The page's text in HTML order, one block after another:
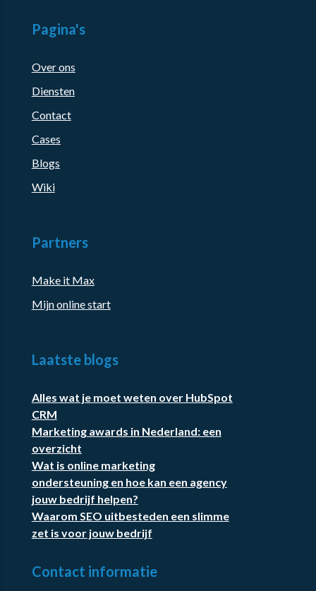
Pagina's
Over ons
Diensten
Contact
Cases
Blogs
Wiki
Partners
Make it Max
Mijn online start
Laatste blogs
Alles wat je moet weten over HubSpot
CRM
Marketing awards in Nederland: een
overzicht
Wat is online marketing
ondersteuning en hoe kan een agency
jouw bedrijf helpen?
Waarom SEO uitbesteden een slimme
zet is voor jouw bedrijf
Contact informatie